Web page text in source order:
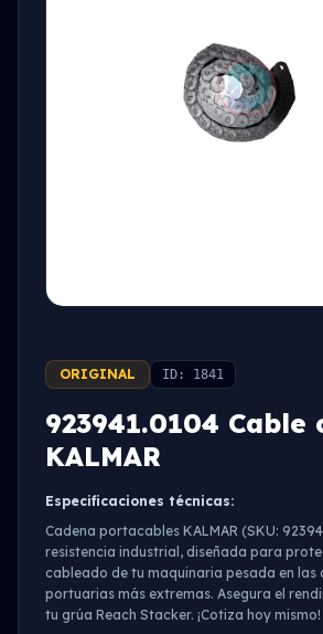
ORIGINAL ID: 1841
923941.0104 Cable
KALMAR
Especificaciones técnicas:
Cadena portacables KALMAR (SKU:
resistencia industrial, diseñada para
cableado de tu maquinaria pesada en las
portuarias más extremas. Asegura el
tu grúa Reach Stacker. ¡Cotiza hoy mismo!